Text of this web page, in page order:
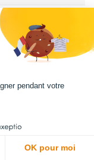
service de vos
pendant votre
OK pour moi